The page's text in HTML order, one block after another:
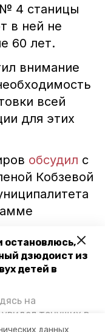
данных
остановлюсь,
дзюдоист из
детей в
на
увидел тонущих в
на помощь. По
4 станицы
в ней не
60 лет.
внимание
всей
для этих
обсудил с
Кобзевой